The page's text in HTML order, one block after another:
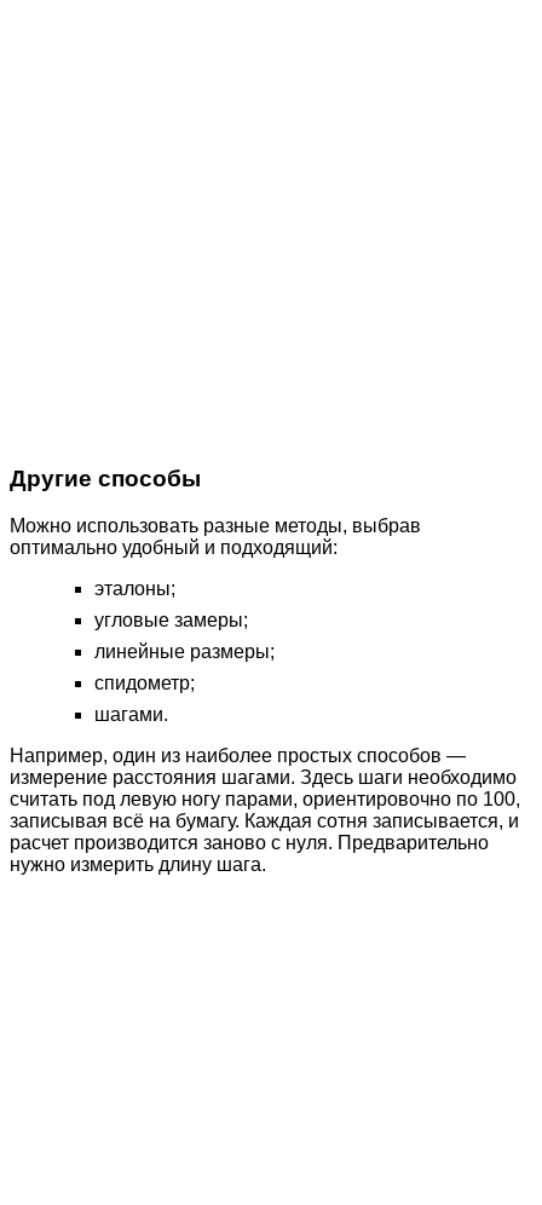
Другие способы
Можно использовать разные методы, выбрав
оптимально удобный и подходящий:
эталоны;
угловые замеры;
линейные размеры;
спидометр;
шагами.
Например, один из наиболее простых способов —
измерение расстояния шагами. Здесь шаги необходимо
считать под левую ногу парами, ориентировочно по 100,
записывая всё на бумагу. Каждая сотня записывается, и
расчет производится заново с нуля. Предварительно
нужно измерить длину шага.